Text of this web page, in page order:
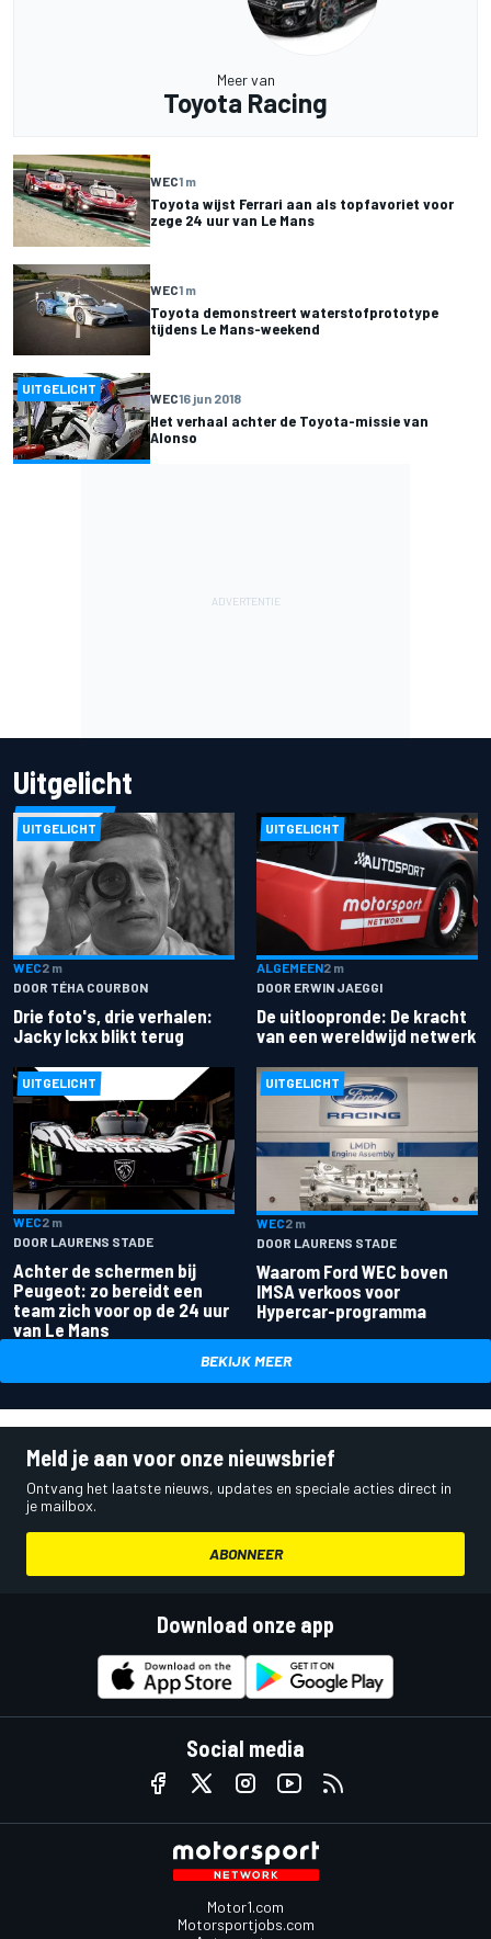
Meer van
Toyota Racing
WEC1 m
Toyota wijst Ferrari aan als topfavoriet voor
zege 24 uur van Le Mans
WEC1 m
Toyota demonstreert waterstofprototype
tijdens Le Mans-weekend
UITGELICHT
WEC16 jun 2018
Het verhaal achter de Toyota-missie van
Alonso
Uitgelicht
UITGELICHT
WEC2 m
DOOR TÉHA COURBON
Drie foto's, drie verhalen:
Jacky Ickx blikt terug
UITGELICHT
ALGEMEEN2 m
DOOR ERWIN JAEGGI
De uitloopronde: De kracht
van een wereldwijd netwerk
UITGELICHT
WEC2 m
DOOR LAURENS STADE
Achter de schermen bij
Peugeot: zo bereidt een
team zich voor op de 24 uur
van Le Mans
UITGELICHT
WEC2 m
DOOR LAURENS STADE
Waarom Ford WEC boven
IMSA verkoos voor
Hypercar-programma
BEKIJK MEER
Meld je aan voor onze nieuwsbrief
Ontvang het laatste nieuws, updates en speciale acties direct in
je mailbox.
ABONNEER
Download onze app
Social media
Motor1.com
Motorsportjobs.com